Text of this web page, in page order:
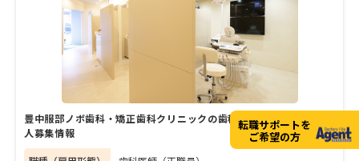
いて、たっぷりと語ってもらった。
豊中服部ノボ歯科・矯正歯科クリニックの歯科医師（正職員）の求
人募集情報
転職サポートを
ご希望の方